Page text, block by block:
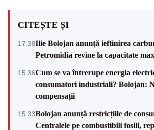
CITEȘTE ȘI
17:38Ilie Bolojan anunță ieftinirea
Petromidia revine la capacitate
15:36Cum se va întrerupe energia
consumatori industriali? Bolojan:
compensații
15:33Bolojan anunță restricțiile de
Centralele pe combustibili fosili,